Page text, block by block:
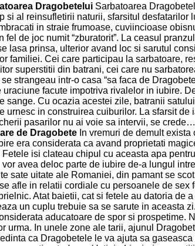
Dragobetelui Sarbatoarea
si al reinsufletirii naturii, sfarsitul
in straie frumoase, cuviincioase
de joc numit “zburatorit”. La ceasul
lasa prinsa, ulterior avand loc si sarutul
familiei. Cei care participau la sarbatoare,
superstitii din batrani, cei care nu
strangeau intr-o casa “sa faca de
facute impotriva rivalelor in iubire.
sange. Cu ocazia acestei zile, batranii
urnesc in construirea cuiburilor. La sfarsit
pasarilor nu ai voie sa intervii, se
de Dragobete In vremuri de demult
era considerata ca avand proprietati
isi clateau chipul cu aceasta apa
avea deloc parte de iubire de-a lungul
sate uitate ale Romaniei, din pamant se
afle in relatii cordiale cu persoanele de
Atat baietii, cat si fetele au datoria
un cuplu trebuie sa se sarute in aceasta
aducatoare de spor si
urma. In unele zone ale tarii, ajunul
ca Dragobetele le va ajuta sa